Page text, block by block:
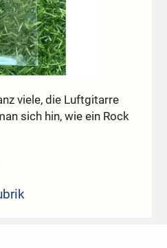
viele, die Luftgitarre
sich hin, wie ein Rock